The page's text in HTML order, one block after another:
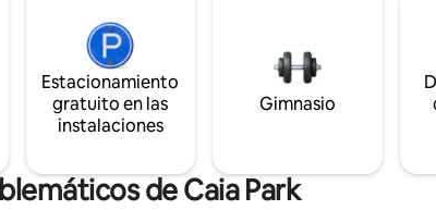
Estacionamiento
gratuito en las
instalaciones
Gimnasio
de Caia Park